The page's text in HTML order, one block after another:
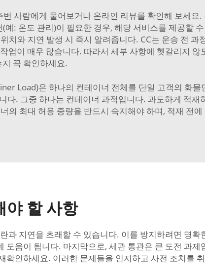
사람에게 물어보거나 온라인 리뷰를 확인해 보세요
: 온도 관리)이 필요한 경우, 해당 서비스를 제공할
와 지연 발생 시 즉시 알려줍니다. CC는 운송 전 과
업이 매우 많습니다. 따라서 세부 사항에 헷갈리지
지 꼭 확인하세요.
Load)은 하나의 컨테이너 전체를 단일 고객의 화
. 그중 하나는 컨테이너 과적입니다. 과도하게 적재
의 최대 허용 중량을 반드시 숙지해야 하며, 적재 전
야 할 사항
과 지연을 초래할 수 있습니다. 이를 방지하려면 명
움이 됩니다. 마지막으로, 세관 통관은 큰 도전 과
인하세요. 이러한 문제들을 인지하고 사전 조치를